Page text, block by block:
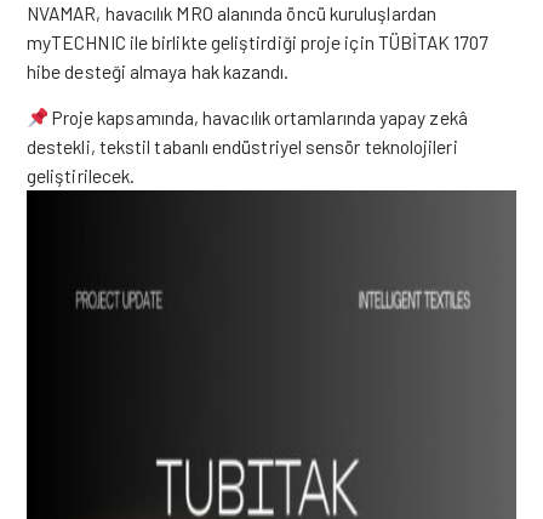
NVAMAR, havacılık MRO alanında öncü kuruluşlardan
myTECHNIC ile birlikte geliştirdiği proje için TÜBİTAK 1707
hibe desteği almaya hak kazandı.
Proje kapsamında, havacılık ortamlarında yapay zekâ
destekli, tekstil tabanlı endüstriyel sensör teknolojileri
geliştirilecek.